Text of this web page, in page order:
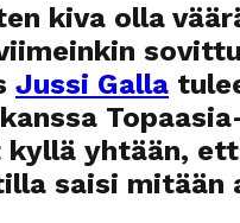
kiva olla
Jussi Galla
kyllä yhtään,
saisi mitään